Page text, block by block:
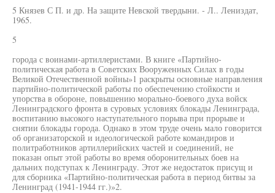
5 Князев С П. и др. На защите Невской твердыни. - Л.. Лениздат,
1965.
5
города с воинами-артиллеристами. В книге «Партийно-
политическая работа в Советских Вооруженных Силах в годы
Великой Отечественной войны»1 раскрыты основные направления
партийно-политической работы по обеспечению стойкости и
упорства в обороне, повышению морально-боевого духа войск
Ленинградского фронта в суровых условиях блокады Ленинграда,
воспитанию высокого наступательного порыва при прорыве и
снятии блокады города. Однако в этом труде очень мало говорится
об организаторской и идеологической работе командиров и
политработников артиллерийских частей и соединений, не
показан опыт этой работы во время оборонительных боев на
дальних подступах к Ленинграду. Этот же недостаток присущ и
для сборника «Партийно-политическая работа в период битвы за
Ленинград (1941-1944 гг.)»2.